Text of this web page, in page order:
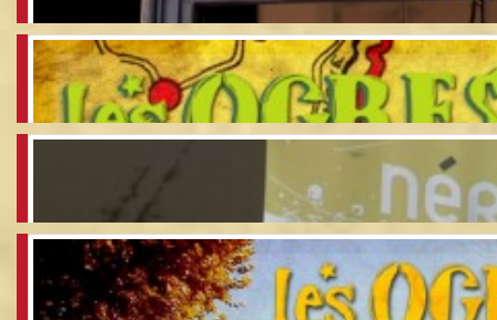
Blog Vidéo « Joyeux Bordel » – Etape 17
Le Montélimar des Ogres
Blog Vidéo « Joyeux Bordel » – Etape 16